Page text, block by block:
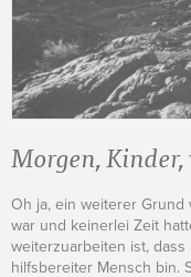
Morgen, Kinder,
Oh ja, ein weiterer
war und keinerlei Zeit
weiterzuarbeiten ist,
hilfsbereiter Mensch bin.